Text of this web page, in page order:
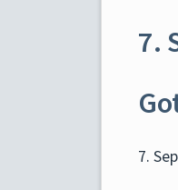
7.
7.